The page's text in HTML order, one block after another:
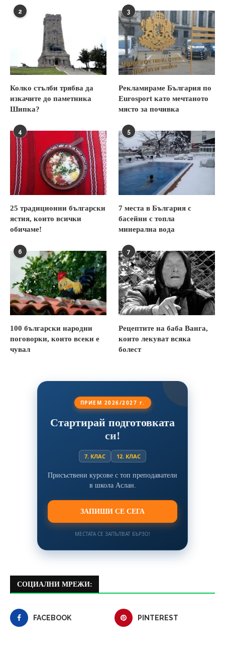
2
Колко стълби трябва да
изкачите до паметника
Шипка?
3
Рекламираме България по
Eurosport като мечтаното
място за почивка
4
25 традиционни български
ястия, които всички
обичаме!
5
7 места в България с
басейни с топла
минерална вода
6
100 български народни
поговорки, които всеки е
чувал
7
Рецептите на баба Ванга,
които лекуват всяка
болест
ПРИЕМ 2026/2027 г.
Стартирай подготовката
си!
7. КЛАС 12. КЛАС
Присъствени курсове с топ преподаватели
в школа Аслан.
ЗАПИШИ СЕ СЕГА
МЕСТАТА СЕ ЗАПЪЛВАТ БЪРЗО!
СОЦИАЛНИ МРЕЖИ:
FACEBOOK PINTEREST